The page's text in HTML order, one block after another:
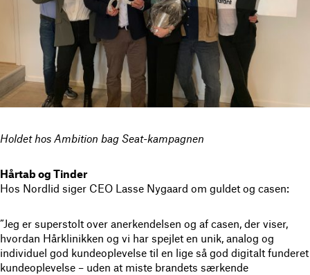
Holdet hos Ambition bag Seat-kampagnen
Hårtab og Tinder
Hos Nordlid siger CEO Lasse Nygaard om guldet og casen:
”Jeg er superstolt over anerkendelsen og af casen, der viser,
hvordan Hårklinikken og vi har spejlet en unik, analog og
individuel god kundeoplevelse til en lige så god digitalt funderet
kundeoplevelse – uden at miste brandets særkende